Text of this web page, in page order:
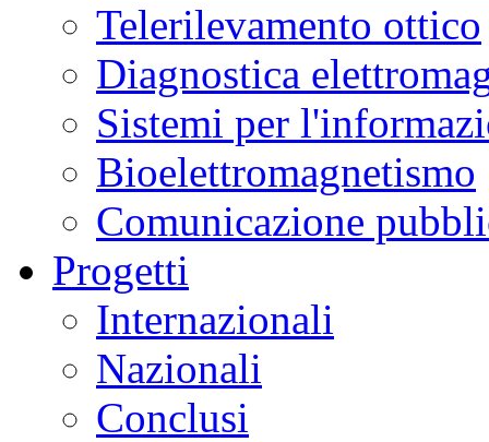
Telerilevamento ottico
Diagnostica
Sistemi per
Bioelettromagnetismo
Comunicazione
Progetti
Internazionali
Nazionali
Conclusi